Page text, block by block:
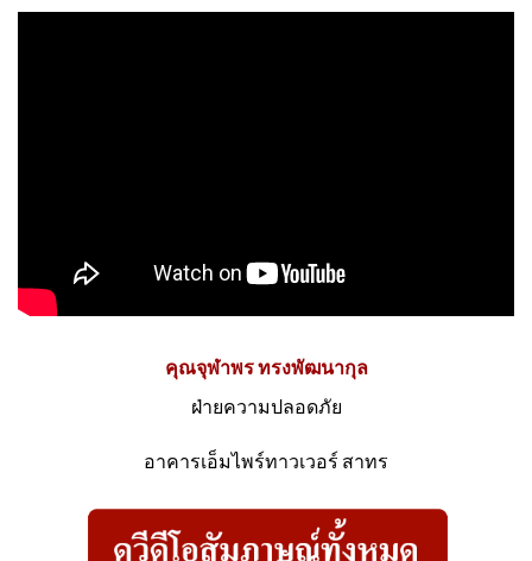
คุณจุฬาพร ทรงพัฒนากุล
ฝ่ายความปลอดภัย
อาคารเอ็มไพร์ทาวเวอร์ สาทร